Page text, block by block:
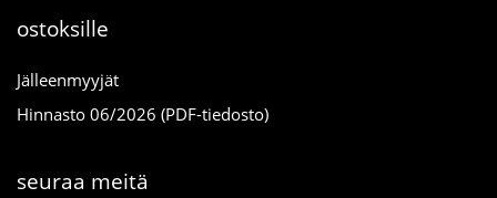
ostoksille
Jälleenmyyjät
Hinnasto 06/2026 (PDF-tiedosto)
seuraa meitä